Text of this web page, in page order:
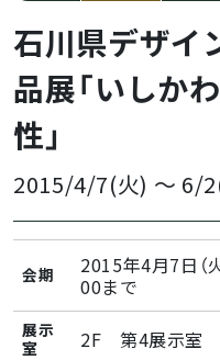
石川県デザイ
品展「いしか
性」
2015/4/7(火) ～ 6/
会期
2015年4月7日（
00まで
展示
室
2F 第4展示室